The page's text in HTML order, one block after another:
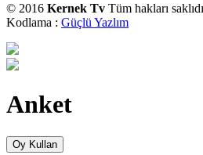
© 2016 Kernek Tv Tüm hakları
Kodlama : Güçlü Yazlım
Anket